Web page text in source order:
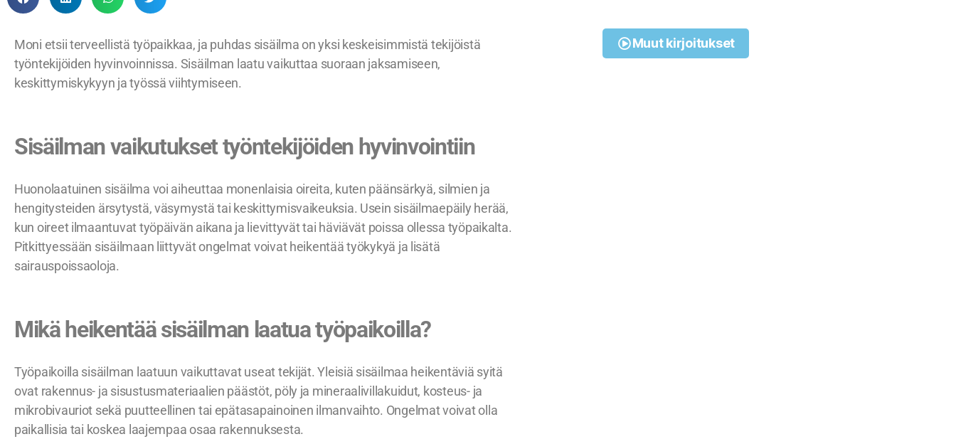
Moni etsii terveellistä työpaikkaa, ja puhdas sisäilma on yksi keskeisimmistä tekijöistä
työntekijöiden hyvinvoinnissa. Sisäilman laatu vaikuttaa suoraan jaksamiseen,
keskittymiskykyyn ja työssä viihtymiseen.
Sisäilman vaikutukset työntekijöiden hyvinvointiin
Huonolaatuinen sisäilma voi aiheuttaa monenlaisia oireita, kuten päänsärkyä, silmien ja
hengitysteiden ärsytystä, väsymystä tai keskittymisvaikeuksia. Usein sisäilmaepäily herää,
kun oireet ilmaantuvat työpäivän aikana ja lievittyvät tai häviävät poissa ollessa työpaikalta.
Pitkittyessään sisäilmaan liittyvät ongelmat voivat heikentää työkykyä ja lisätä
sairauspoissaoloja.
Mikä heikentää sisäilman laatua työpaikoilla?
Työpaikoilla sisäilman laatuun vaikuttavat useat tekijät. Yleisiä sisäilmaa heikentäviä syitä
ovat rakennus- ja sisustusmateriaalien päästöt, pöly ja mineraalivillakuidut, kosteus- ja
mikrobivauriot sekä puutteellinen tai epätasapainoinen ilmanvaihto. Ongelmat voivat olla
paikallisia tai koskea laajempaa osaa rakennuksesta.
Muut kirjoitukset